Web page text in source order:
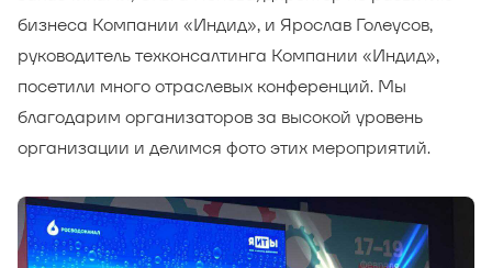
бизнеса Компании «Индид», и Ярослав Голеусов,
руководитель техконсалтинга Компании «Индид»,
посетили много отраслевых конференций. Мы
благодарим организаторов за высокой уровень
организации и делимся фото этих мероприятий.